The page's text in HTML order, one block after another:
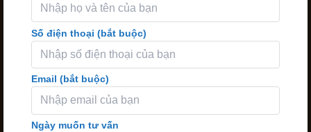
Số điện thoại (bắt buộc)
Email (bắt buộc)
Ngày muốn tư vấn